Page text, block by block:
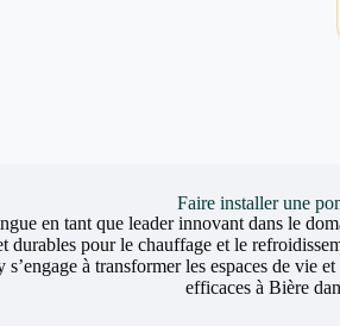
Faire installer une
en tant que leader innovant dans le
durables pour le chauffage et le
à transformer les espaces de vie
efficaces à Bière